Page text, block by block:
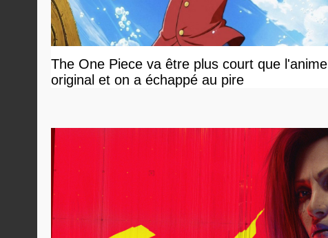
The One Piece va être plus court que l'anime
original et on a échappé au pire